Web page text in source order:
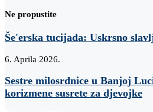
Ne propustite
Še'erska tucijada: Uskrsno
6. Aprila 2026.
Sestre milosrdnice u Banjoj
korizmene susrete za djevojke